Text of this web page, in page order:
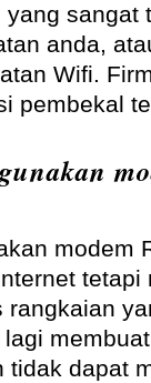
sangat
anda,
Wifi.
pembekal
modem
rangkaian
dapat